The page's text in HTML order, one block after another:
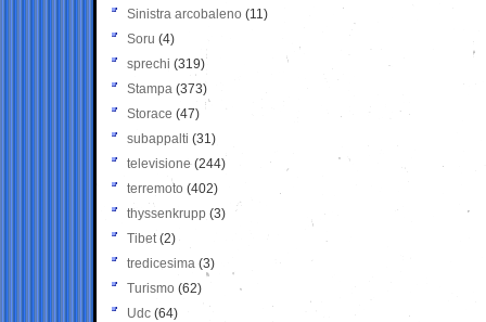
Sinistra arcobaleno (11)
Soru (4)
sprechi (319)
Stampa (373)
Storace (47)
subappalti (31)
televisione(244)
terremoto (402)
thyssenkrupp (3)
Tibet(2)
tredicesima (3)
Turismo (62)
Udc (64)